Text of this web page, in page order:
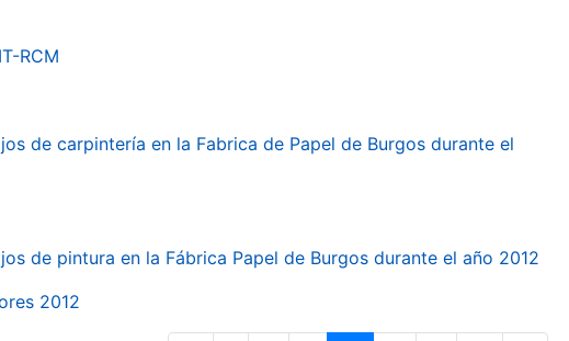
RCM
de carpintería en la Fabrica de Papel de Burgos durante el
de pintura en la Fábrica Papel de Burgos durante el año 2012
2012